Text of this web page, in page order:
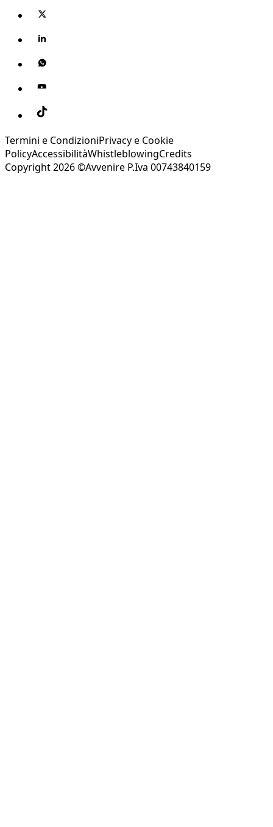
Termini e CondizioniPrivacy e Cookie
PolicyAccessibilitàWhistleblowingCredits
Copyright 2026 ©Avvenire P.Iva 00743840159